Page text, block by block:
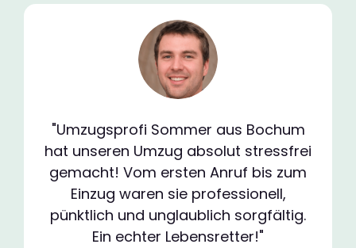
"Umzugsprofi Sommer aus Bochum
hat unseren Umzug absolut stressfrei
gemacht! Vom ersten Anruf bis zum
Einzug waren sie professionell,
pünktlich und unglaublich sorgfältig.
Ein echter Lebensretter!"